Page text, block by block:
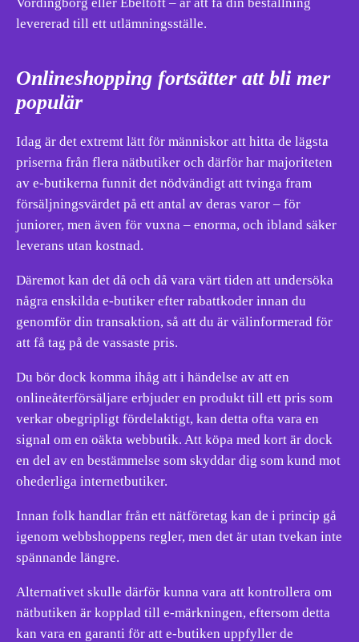
levererad till ett utlämningsställe.
Onlineshopping fortsätter att bli mer
populär
Idag är det extremt lätt för människor att hitta de lägsta
priserna från flera nätbutiker och därför har majoriteten
av e-butikerna funnit det nödvändigt att tvinga fram
försäljningsvärdet på ett antal av deras varor – för
juniorer, men även för vuxna – enorma, och ibland säker
leverans utan kostnad.
Däremot kan det då och då vara värt tiden att undersöka
några enskilda e-butiker efter rabattkoder innan du
genomför din transaktion, så att du är välinformerad för
att få tag på de vassaste pris.
Du bör dock komma ihåg att i händelse av att en
onlineåterförsäljare erbjuder en produkt till ett pris som
verkar obegripligt fördelaktigt, kan detta ofta vara en
signal om en oäkta webbutik. Att köpa med kort är dock
en del av en bestämmelse som skyddar dig som kund mot
ohederliga internetbutiker.
Innan folk handlar från ett nätföretag kan de i princip gå
igenom webbshoppens regler, men det är utan tvekan inte
spännande längre.
Alternativet skulle därför kunna vara att kontrollera om
nätbutiken är kopplad till e-märkningen, eftersom detta
kan vara en garanti för att e-butiken uppfyller de